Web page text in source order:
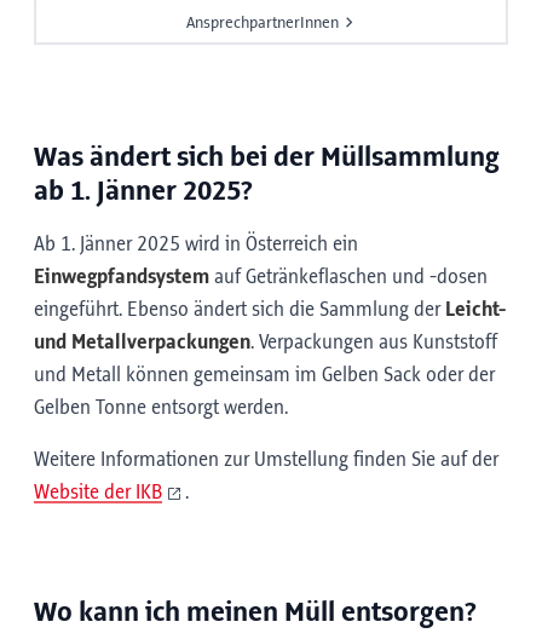
AnsprechpartnerInnen
Was ändert sich bei der Müllsammlung
ab 1. Jänner 2025?
Ab 1. Jänner 2025 wird in Österreich ein
Einwegpfandsystem auf Getränkeflaschen und -dosen
eingeführt. Ebenso ändert sich die Sammlung der Leicht-
und Metallverpackungen. Verpackungen aus Kunststoff
und Metall können gemeinsam im Gelben Sack oder der
Gelben Tonne entsorgt werden.
Weitere Informationen zur Umstellung finden Sie auf der
Website der IKB
.
Wo kann ich meinen Müll entsorgen?